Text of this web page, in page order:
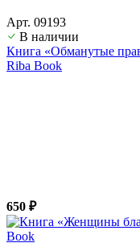
Арт. 09193
В наличии
Книга «Обманутые
Riba Book
650 ₽